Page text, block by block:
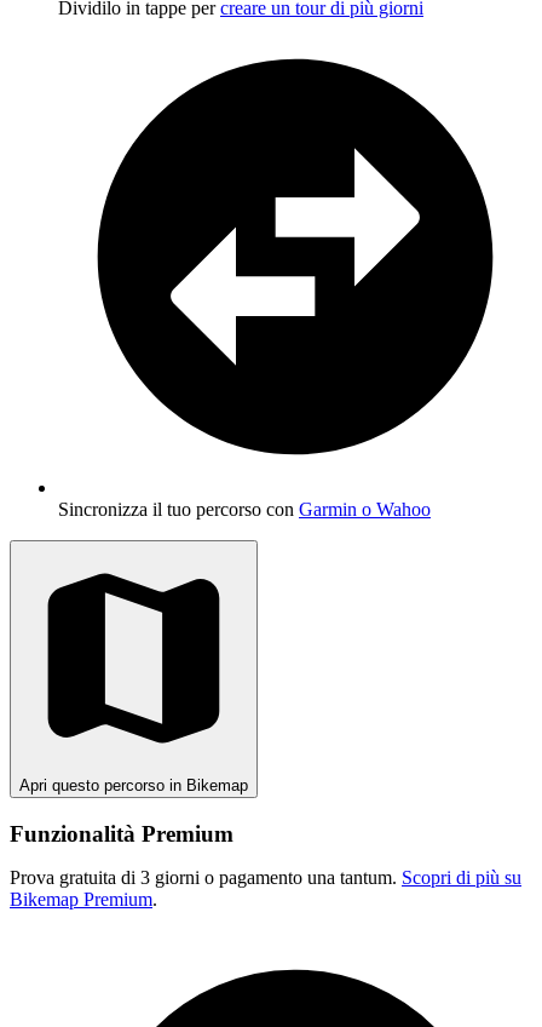
Dividilo in tappe percreare un tour di più giorni
Sincronizza il tuo percorso con Garmin o Wahoo
Apri questo percorso in Bikemap
Funzionalità Premium
Prova gratuita di 3 giorni o pagamento una tantum. Scopri di più su
Bikemap Premium.